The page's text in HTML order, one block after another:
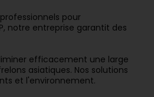
pour
notre entreprise garantit des
efficacement une large
asiatiques. Nos solutions
et l'environnement.